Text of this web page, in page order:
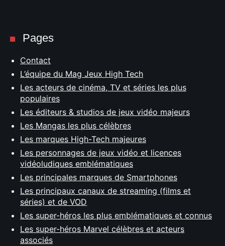
Pages
Contact
L’équipe du Mag Jeux High Tech
Les acteurs de cinéma, TV et séries les plus
populaires
Les éditeurs & studios de jeux vidéo majeurs
Les Mangas les plus célèbres
Les marques High-Tech majeures
Les personnages de jeux vidéo et licences
vidéoludiques emblématiques
Les principales marques de Smartphones
Les principaux canaux de streaming (films et
séries) et de VOD
Les super-héros les plus emblématiques et connus
Les super-héros Marvel célèbres et acteurs
associés